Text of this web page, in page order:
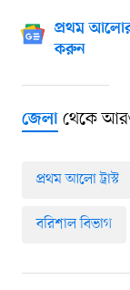
প্রথম
করুন
জেলাথেকে
প্রথম আলো ট্রাস্ট
বরিশাল বিভাগ